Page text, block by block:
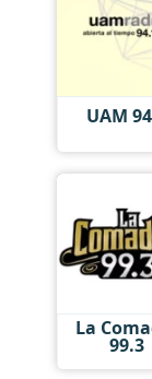
UAM
La
99.3